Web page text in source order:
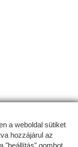
optimalizálása
használ.
fel kell hívnunk a
a weboldal sütiket
hozzájárul az